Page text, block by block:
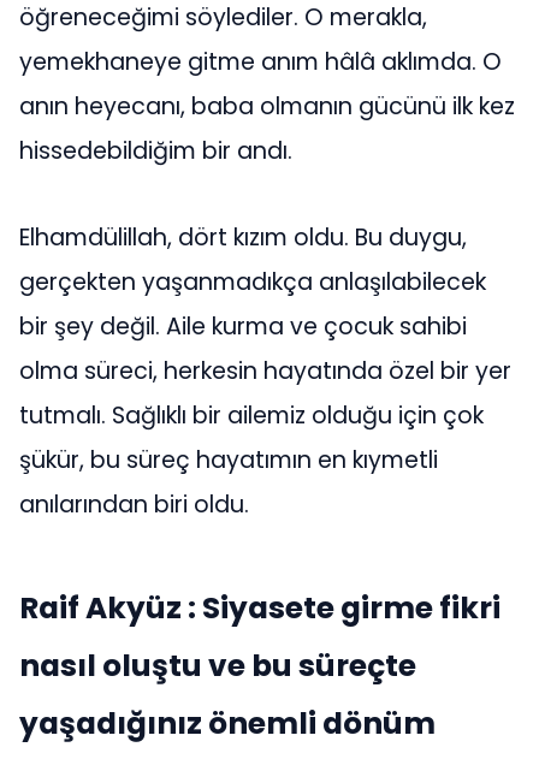
öğreneceğimi söylediler. O merakla,
yemekhaneye gitme anım hâlâ aklımda. O
anın heyecanı, baba olmanın gücünü ilk kez
hissedebildiğim bir andı.
Elhamdülillah, dört kızım oldu. Bu duygu,
gerçekten yaşanmadıkça anlaşılabilecek
bir şey değil. Aile kurma ve çocuk sahibi
olma süreci, herkesin hayatında özel bir yer
tutmalı. Sağlıklı bir ailemiz olduğu için çok
şükür, bu süreç hayatımın en kıymetli
anılarından biri oldu.
Raif Akyüz : Siyasete girme fikri
nasıl oluştu ve bu süreçte
yaşadığınız önemli dönüm